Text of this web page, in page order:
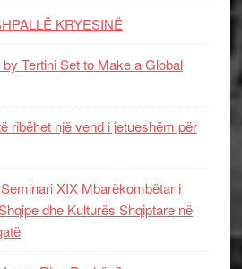
KRYESINË
by Tertini Set to Make a Global
ribëhet një vend i jetueshëm për
XIX Mbarëkombëtar i
dhe Kulturës Shqiptare në